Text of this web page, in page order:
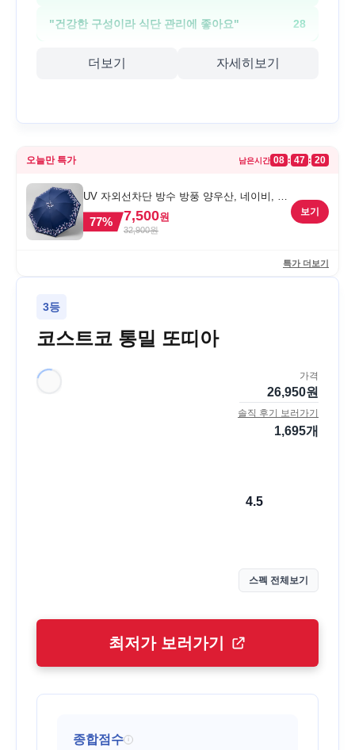
"건강한 구성이라 식단 관리에 좋아요" 28
더보기 자세히보기
오늘만 특가 남은시간 08 : 47 : 20
UV 자외선차단 방수 방풍 양우산, 네이비, 1
개
77% 7,500원
32,900원
보기
특가 더보기
3등
코스트코 통밀 또띠아
가격
26,950원
솔직 후기 보러가기
1,695개
4.5
스펙 전체보기
최저가 보러가기
종합점수 i